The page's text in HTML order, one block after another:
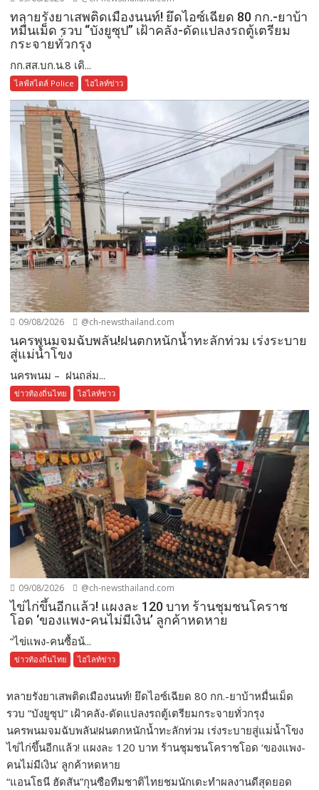
ทลายรังยาเสพติดเมืองนนท์! ยึดไอซ์เฉียด 80 กก.-ยาบ้า
หมื่นเม็ด รวบ “บังยูซุป” เฝ้าคลัง-ดัดแปลงรถตู้เตรียม
กระจายทั่วกรุง
กก.สส.บก.น.8 เดิ...
ไลฟ์สไตล์ Police ไฮไลท์ข่าว
09/08/2026 @ch-newsthailand.com
นครพนมจมฉับพลัน!ฝนตกหนักน้ำทะลักท่วม เร่งระบาย
สู่แม่น้ำโขง
นครพนม – ฝนถล่ม...
ข่าวท้องถิ่นไทย ไฮไลท์ข่าว
09/08/2026 @ch-newsthailand.com
ไข่ไก่ขึ้นอีกแล้ว! แผงละ 120 บาท ร้านชุมชนโคราช
โอด ‘ของแพง-คนไม่มีเงิน’ ลูกค้าหดหาย
“ไข่แพง-คนซื้อน้...
ข่าวท้องถิ่นไทย ไฮไลท์ข่าว
ทลายรังยาเสพติดเมืองนนท์! ยึดไอซ์เฉียด 80 กก.-ยาบ้าหมื่นเม็ด
รวบ “บังยูซุป” เฝ้าคลัง-ดัดแปลงรถตู้เตรียมกระจายทั่วกรุง
นครพนมจมฉับพลัน!ฝนตกหนักน้ำทะลักท่วม เร่งระบายสู่แม่น้ำโขง
ไข่ไก่ขึ้นอีกแล้ว! แผงละ 120 บาท ร้านชุมชนโคราชโอด ‘ของแพง-
คนไม่มีเงิน’ ลูกค้าหดหาย
“แอนโธนี ฮัดสัน”กุนซือทีมชาติไทยชมนักเตะทำผลงานดีสุดยอด